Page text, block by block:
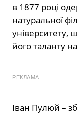
в 1877 році
натуральної
його таланту
РЕКЛАМА
Іван Пулюй –